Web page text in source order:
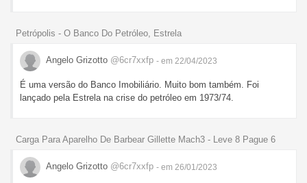
Petrópolis - O Banco Do Petróleo, Estrela
Angelo Grizotto @6cr7xxfp - em 22/04/2023
É uma versão do Banco Imobiliário. Muito bom também. Foi
lançado pela Estrela na crise do petróleo em 1973/74.
Carga Para Aparelho De Barbear Gillette Mach3 - Leve 8 Pague 6
Angelo Grizotto @6cr7xxfp - em 26/01/2023